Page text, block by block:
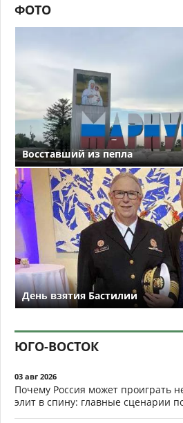
ФОТО
Восставший из пепла
День взятия Бастилии
ЮГО-ВОСТОК
03 авг 2026
Почему Россия может проиграть
элит в спину: главные сценарии